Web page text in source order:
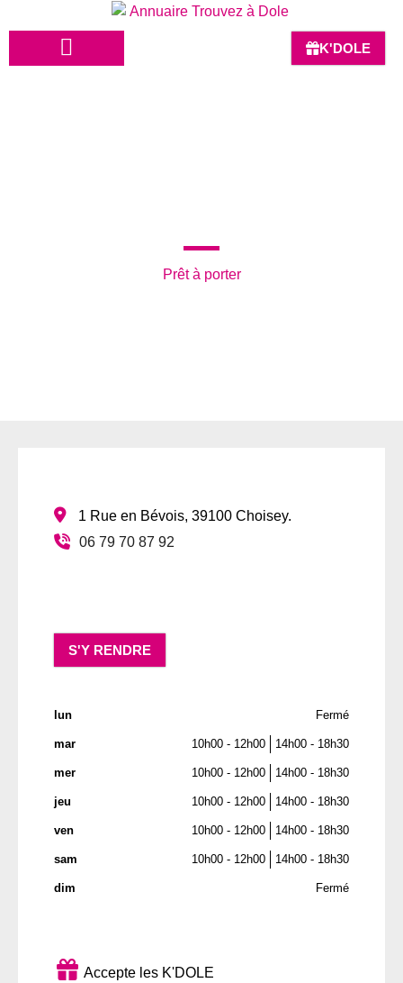
K'DOLE
Prêt à porter
1 Rue en Bévois, 39100 Choisey.
06 79 70 87 92
S'Y RENDRE
lun Fermé
mar 10h00 - 12h00 14h00 - 18h30
mer 10h00 - 12h00 14h00 - 18h30
jeu 10h00 - 12h00 14h00 - 18h30
ven 10h00 - 12h00 14h00 - 18h30
sam 10h00 - 12h00 14h00 - 18h30
dim Fermé
Accepte les K'DOLE